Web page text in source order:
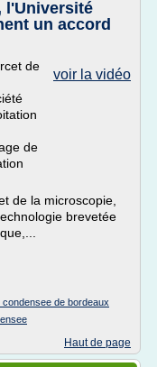
l'Université
un accord
voir la vidéo
de
de
de la microscopie,
brevetée
de bordeaux
Haut de page